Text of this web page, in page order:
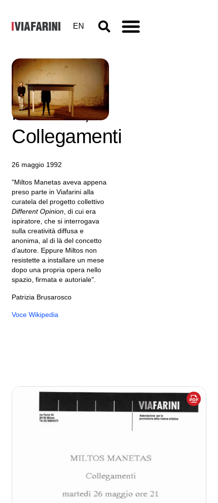
EN
Miltos
Manetas,
Collegamenti
26 maggio 1992
"Miltos Manetas aveva appena
preso parte in Viafarini alla
curatela del progetto collettivo
Different Opinion , di cui era
ispiratore, che si interrogava
sulla creatività diffusa e
anonima, al di là del concetto
d’autore. Eppure Miltos non
resistette a installare un mese
dopo una propria opera nello
spazio, firmata e autoriale".
Patrizia Brusarosco
Voce Wikipedia